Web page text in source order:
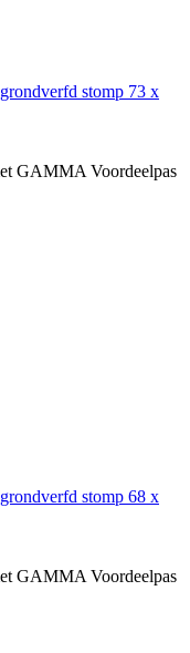
stomp 73 x
GAMMA Voordeelpas
stomp 68 x
GAMMA Voordeelpas